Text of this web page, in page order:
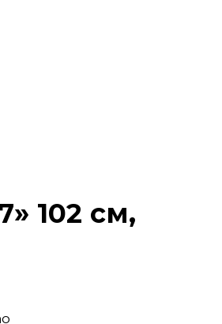
102 см,